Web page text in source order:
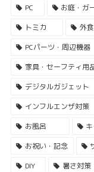
PC
お庭・ガ
トミカ
外食
PCパーツ・周辺機器
家具・セーフティ用
デジタルガジェット
インフルエンザ対策
お風呂
お祝い・記念
DIY
暑さ対策